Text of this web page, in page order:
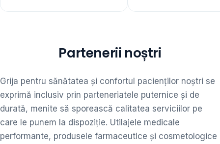
Partenerii noștri
Grija pentru sănătatea și confortul pacienților noștri se
exprimă inclusiv prin parteneriatele puternice și de
durată, menite să sporească calitatea serviciilor pe
care le punem la dispoziție. Utilajele medicale
performante, produsele farmaceutice și cosmetologice